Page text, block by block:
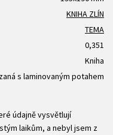
KNIHA ZLÍN
TEMA
0,351
Kniha
s laminovaným potahem
údajně vysvětlují
laikům, a nebyl jsem z